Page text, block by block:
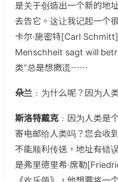
是关于创造出一个新的地
去告它。这让我记起一个
卡尔·施密特[Carl
Menschheit sagt will
类”总是想撒谎⋯⋯
朵兰 ﹕为什么呢？因为人
斯洛特戴克 ﹕因为人类是
寄电邮给人类吗？您会收
不能顺利传送，地址有错
是弗里德里希·席勒